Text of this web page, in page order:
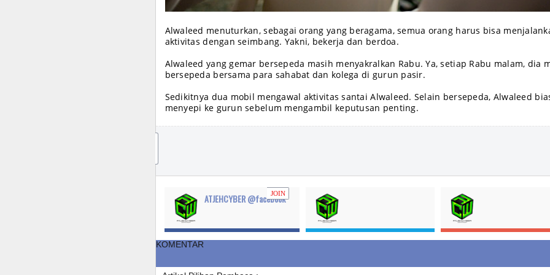
Alwaleed menuturkan, sebagai orang yang beragama, semua orang harus bisa
aktivitas dengan seimbang. Yakni, bekerja dan berdoa.
Alwaleed yang gemar bersepeda masih menyakralkan Rabu. Ya, setiap Rabu malam, dia
bersepeda bersama para sahabat dan kolega di gurun pasir.
Sedikitnya dua mobil mengawal aktivitas santai Alwaleed. Selain bersepeda, Alwaleed
menyepi ke gurun sebelum mengambil keputusan penting.
ATJEHCYBER @facebook
JOIN
KOMENTAR